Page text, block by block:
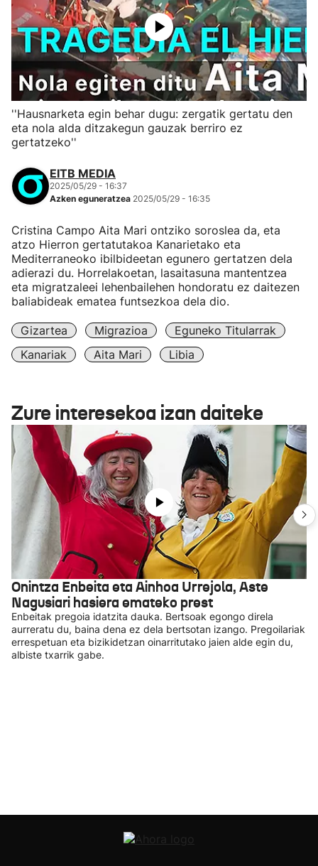
''Hausnarketa egin behar dugu: zergatik gertatu den
eta nola alda ditzakegun gauzak berriro ez
gertatzeko''
EITB MEDIA
2025/05/29 - 16:37
Azken eguneratzea 2025/05/29 - 16:35
Cristina Campo Aita Mari ontziko soroslea da, eta
atzo Hierron gertatutakoa Kanarietako eta
Mediterraneoko ibilbideetan egunero gertatzen dela
adierazi du. Horrelakoetan, lasaitasuna mantentzea
eta migratzaleei lehenbailehen hondoratu ez daitezen
baliabideak ematea funtsezkoa dela dio.
Gizartea Migrazioa
Eguneko Titularrak
Kanariak
Aita Mari Libia
Zure interesekoa izan daiteke
Onintza Enbeita eta Ainhoa Urrejola, Aste
Nagusiari hasiera emateko prest
Enbeitak pregoia idatzita dauka. Bertsoak egongo direla
aurreratu du, baina dena ez dela bertsotan izango. Pregoilariak
errespetuan eta bizikidetzan oinarritutako jaien alde egin du,
albiste txarrik gabe.